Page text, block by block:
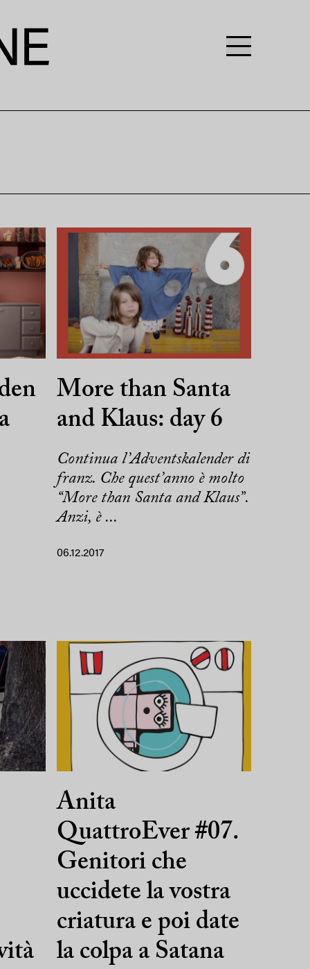
More than Santa
and Klaus: day 6
Continua l’Adventskalender di
franz. Che quest’anno è molto
“More than Santa and Klaus”.
Anzi, è ...
06.12.2017
Anita
QuattroEver #07.
Genitori che
uccidete la vostra
criatura e poi date
la colpa a Satana